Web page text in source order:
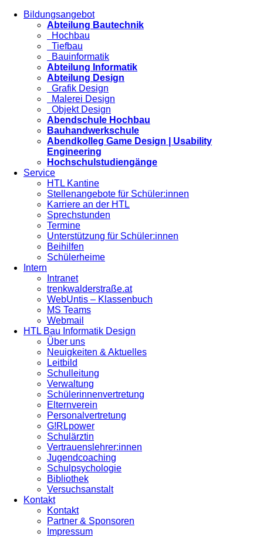
Bildungsangebot
Abteilung Bautechnik
Hochbau
Tiefbau
Bauinformatik
Abteilung Informatik
Abteilung Design
Grafik Design
Malerei Design
Objekt Design
Abendschule Hochbau
Bauhandwerkschule
Abendkolleg Game Design | Usability
Engineering
Hochschulstudiengänge
Service
HTL Kantine
Stellenangebote für Schüler:innen
Karriere an der HTL
Sprechstunden
Termine
Unterstützung für Schüler:innen
Beihilfen
Schülerheime
Intern
Intranet
trenkwalderstraße.at
WebUntis – Klassenbuch
MS Teams
Webmail
HTL Bau Informatik Design
Über uns
Neuigkeiten & Aktuelles
Leitbild
Schulleitung
Verwaltung
Schülerinnenvertretung
Elternverein
Personalvertretung
G!RLpower
Schulärztin
Vertrauenslehrer:innen
Jugendcoaching
Schulpsychologie
Bibliothek
Versuchsanstalt
Kontakt
Kontakt
Partner & Sponsoren
Impressum